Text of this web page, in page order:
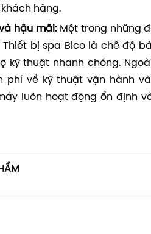
hàng.
hậu mãi:Một trong những
bị spa Bico là chế độ
kỹ thuật nhanh chóng.
phí về kỹ thuật vận hành
luôn hoạt động ổn định